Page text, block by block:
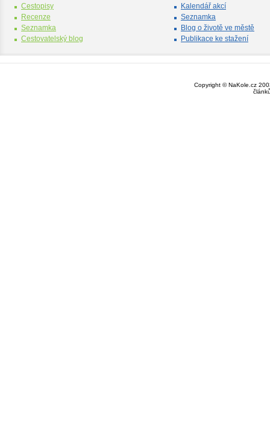
Cestopisy
Recenze
Seznamka
Cestovatelský blog
Kalendář akcí
Seznamka
Blog o životě ve městě
Publikace ke stažení
Copyright © NaKole.cz